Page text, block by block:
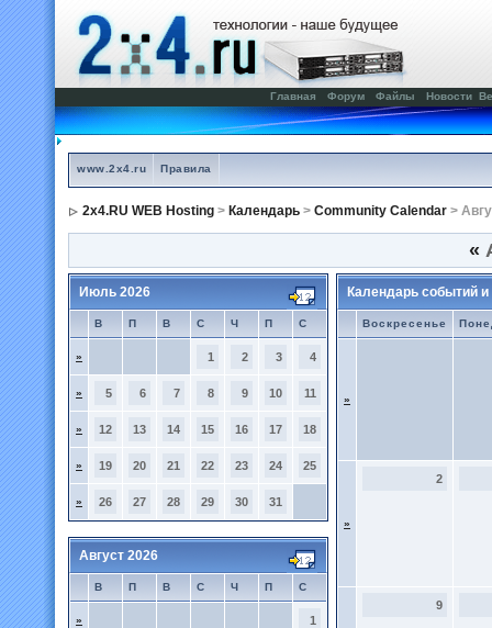
Главная Форум Файлы Новости
www.2x4.ru Правила
2x4.RU WEB Hosting > Календарь > Community Calendar >
«
Июль 2026
В П В С Ч П С
» 1 2 3 4
» 5 6 7 8 9 10 11
» 12 13 14 15 16 17 18
» 19 20 21 22 23 24 25
» 26 27 28 29 30 31
Август 2026
В П В С Ч П С
» 1
Календарь событий
Воскресенье
»
»
2
9